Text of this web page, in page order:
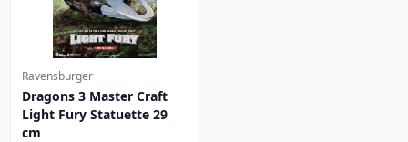
Ravensburger
Dragons 3 Master Craft
Light Fury Statuette 29
cm